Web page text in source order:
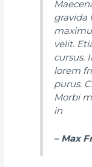
gravida
velit.
cursus.
lorem
purus.
Morbi
in
– Max